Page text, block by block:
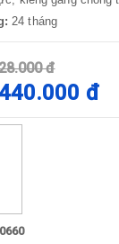
24 tháng
đ
đ